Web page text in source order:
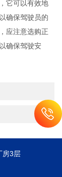
它可以有效地
确保驾驶员的
应注意选购正
确保驾驶安
房3层